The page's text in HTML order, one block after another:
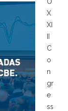
X
XI
C
o
n
gr
e
ss